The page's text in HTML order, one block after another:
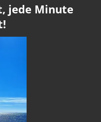
jede Minute